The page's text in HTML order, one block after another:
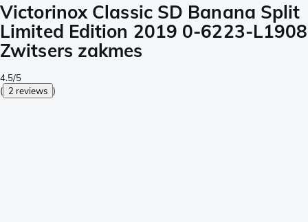
Victorinox Classic SD Banana Split
Limited Edition 2019 0-6223-L1908
Zwitsers zakmes
4.5/5
( 2 reviews )